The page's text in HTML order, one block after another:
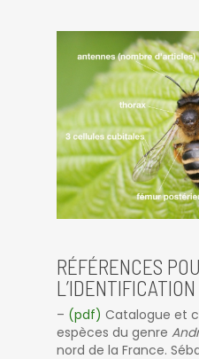
RÉFÉRENCES
– (pdf) Catalogue et
espèces du genre
nord de la France.